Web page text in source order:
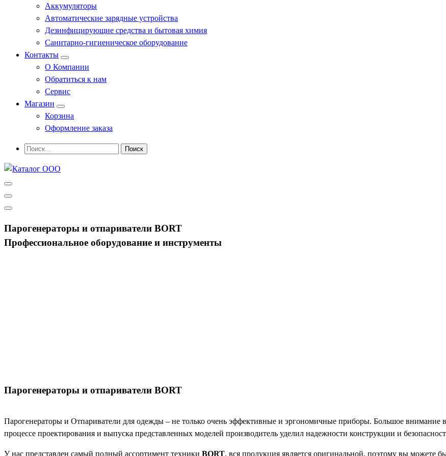
Аккумуляторы
Автоматические зарядные устройства
Дезинфицирующие средства и бытовая химия
Санитарно-гигиеническое оборудование
Контакты
О Компании
Обратиться к нам
Сервис
Магазин
Корзина
Оформление заказа
Парогенераторы и отпариватели BORT
Профессиональное оборудование и инструменты
Парогенераторы и отпариватели BORT
Парогенераторы и Отпариватели для одежды – не только очень эффективные и эргономичные приборы. Большое внимание в
процессе проектирования и выпуска представленных моделей производитель уделил надежности конструкции и
У нас представлен самый полный ассортимент техники BORT, вся продукция является оригинальной, поэтому вы можете